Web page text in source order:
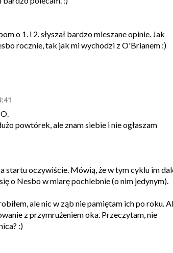
o 1. i 2. słyszał bardzo mieszane opinie. Jak
rocznie, tak jak mi wychodzi z O'Brianem :)
powtórek, ale znam siebie i nie ogłaszam
startu oczywiście. Mówią, że w tym cyklu im
o Nesbo w miarę pochlebnie (o nim jedynym).
ale nic w ząb nie pamiętam ich po roku.
z przymrużeniem oka. Przeczytam, nie
:)